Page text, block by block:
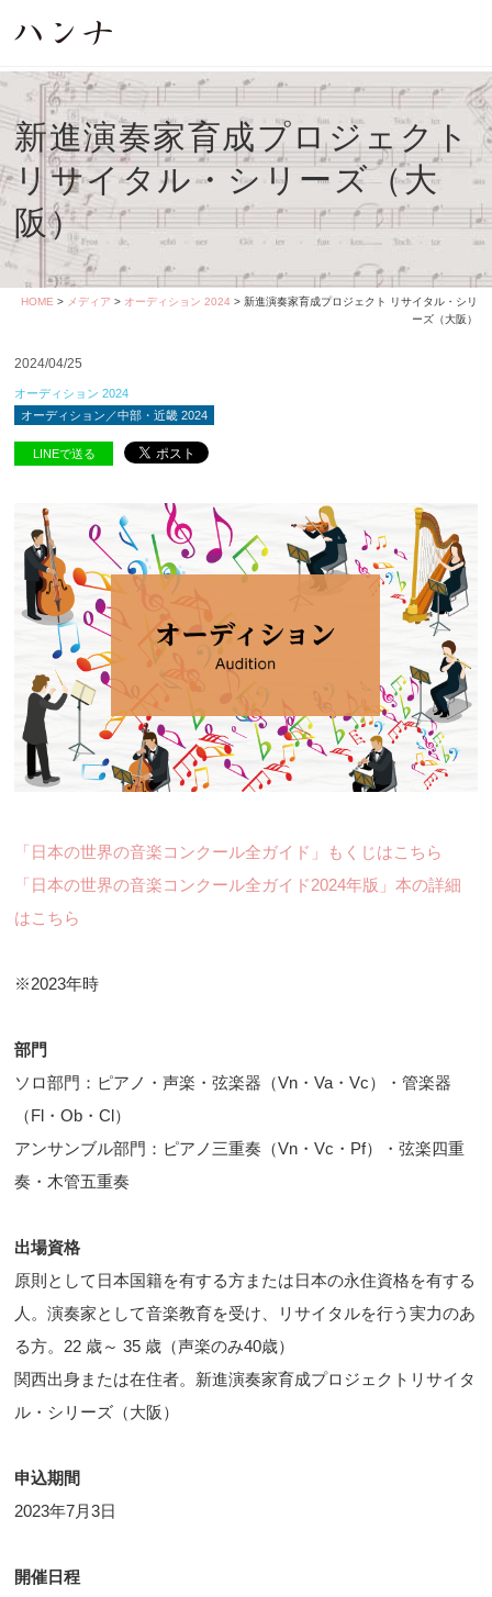
新進演奏家育成プロジェクト
リサイタル・シリーズ（大
阪）
HOME > メディア > オーディション 2024 > 新進演奏家育成プロジェクト リサイタル・シリ
ーズ（大阪）
2024/04/25
オーディション 2024
オーディション／中部・近畿 2024
LINEで送る
「日本の世界の音楽コンクール全ガイド」もくじはこちら
「日本の世界の音楽コンクール全ガイド2024年版」本の詳細
はこちら
※2023年時
部門
ソロ部門：ピアノ・声楽・弦楽器（Vn・Va・Vc）・管楽器
（Fl・Ob・Cl）
アンサンブル部門：ピアノ三重奏（Vn・Vc・Pf）・弦楽四重
奏・木管五重奏
出場資格
原則として日本国籍を有する方または日本の永住資格を有する
人。演奏家として音楽教育を受け、リサイタルを行う実力のあ
る方。22 歳～ 35 歳（声楽のみ40歳）
関西出身または在住者。新進演奏家育成プロジェクトリサイタ
ル・シリーズ（大阪）
申込期間
2023年7月3日
開催日程